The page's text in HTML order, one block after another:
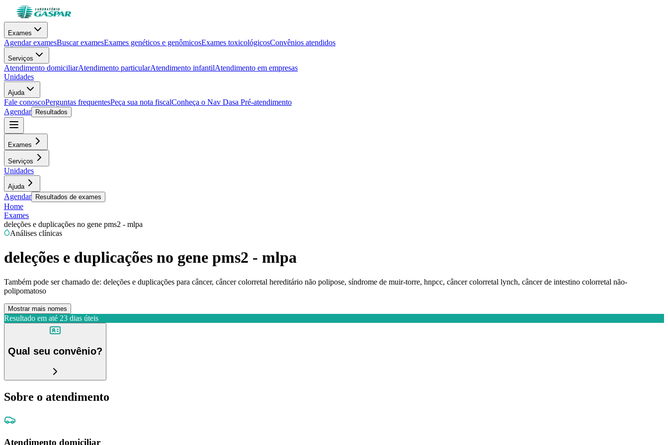
Exames
Agendar examesBuscar examesExames genéticos e genômicosExames toxicológicosConvênios atendidos
Serviços
Atendimento domiciliarAtendimento particularAtendimento infantilAtendimento em empresas
Unidades
Ajuda
Fale conoscoPerguntas frequentesPeça sua nota fiscalConheça o Nav Dasa Pré-atendimento
Agendar
Resultados
Exames
Serviços
Unidades
Ajuda
Agendar Resultados de exames
Home
Exames
deleções e duplicações no gene pms2 - mlpa
Análises clínicas
deleções e duplicações no gene pms2 - mlpa
Também pode ser chamado de: deleções e duplicações para câncer, câncer colorretal hereditário não polipose, síndrome de muir-torre, hnpcc, câncer colorretal lynch, câncer de intestino colorretal não-
polipomatoso
Mostrar mais nomes
Resultado em até 23 dias úteis
Qual seu convênio?
Sobre o atendimento
Atendimento domiciliar